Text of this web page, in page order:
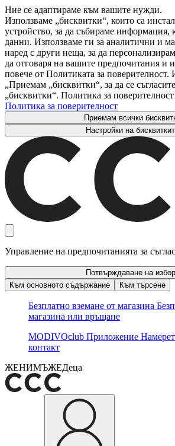
Ние се адаптираме към вашите нужди.
Използваме „бисквитки“, които са
устройство, за да събираме информация,
данни. Използваме ги за аналитични и
наред с други неща, за да
да отговаря на вашите предпочитания и
повече от Политиката за поверителност.
„Приемам „бисквитки“, за да се
„бисквитки“. Политика за поверителност
Политика за поверителност
Приемам всички
Настройки на
Управление на предпочитанията за
Потвърждаване на
Към основното съдържание
Към търсене
Безплатно вземане от магазина
магазина или връщане
MODIVOclub Приложение
контакт
ЖЕНИМЪЖЕДеца